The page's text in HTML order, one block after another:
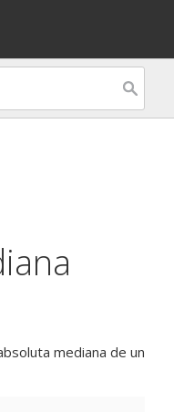
mediana de un